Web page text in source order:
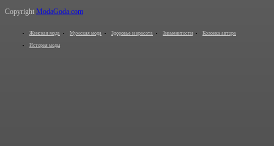
Copyright ModaGoda.com
Женская мода Мужская мода Здоровье и красота Знаменитости Колонка автора
История моды